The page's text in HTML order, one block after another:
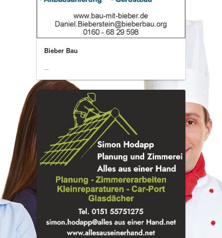
Bieber Bau
...